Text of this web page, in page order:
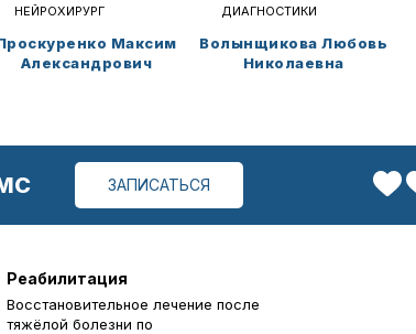
НЕЙРОХИРУРГ
Максим
Александрович
ДИАГНОСТИКИ
Волынщикова Любовь
Николаевна
ЗАПИСАТЬСЯ
Реабилитация
Восстановительное лечение после
тяжёлой болезни по